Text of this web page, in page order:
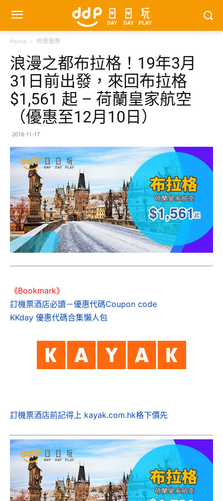
Home 熱爆優惠
浪漫之都布拉格！19年3月
31日前出發，來回布拉格
$1,561 起 – 荷蘭皇家航空
（優惠至12月10日）
2018-11-17
《Bookmark》
訂機票酒店必讀－優惠代碼Coupon code
KKday 優惠代碼合集懶人包
訂機票酒店前記得上 kayak.com.hk格下價先